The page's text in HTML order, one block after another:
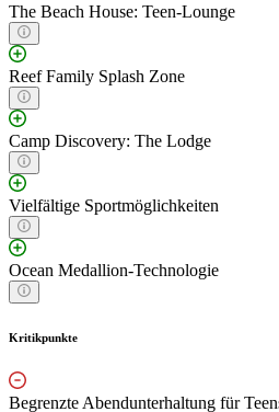
The Beach House: Teen-Lounge
Reef Family Splash Zone
Camp Discovery: The Lodge
Vielfältige Sportmöglichkeiten
Ocean Medallion-Technologie
Kritikpunkte
Begrenzte Abendunterhaltung für